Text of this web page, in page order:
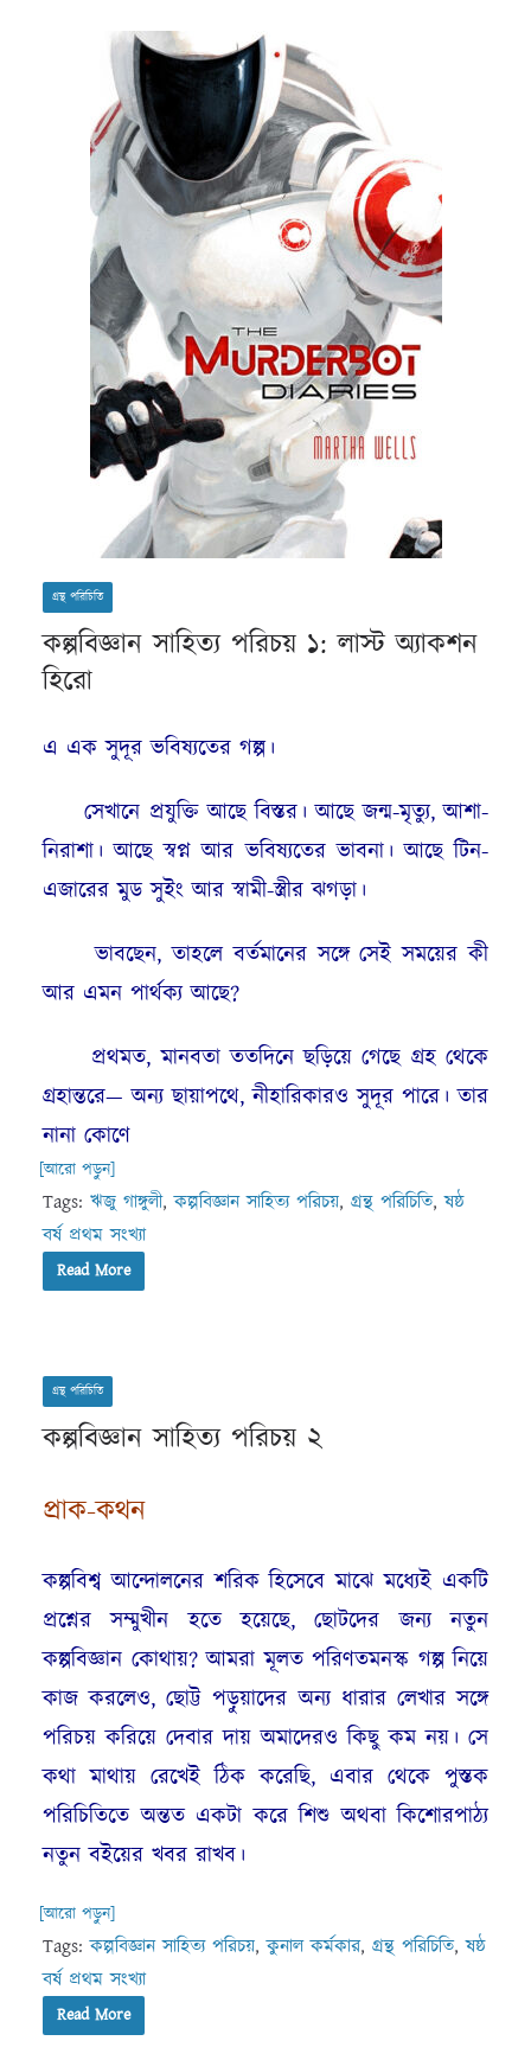
গ্রন্থ পরিচিতি
কল্পবিজ্ঞান সাহিত্য পরিচয় ১: লাস্ট অ্যাকশন
হিরো
এ এক সুদূর ভবিষ্যতের গল্প।
সেখানে প্রযুক্তি আছে বিস্তর। আছে জন্ম-মৃত্যু, আশা-
নিরাশা। আছে স্বপ্ন আর ভবিষ্যতের ভাবনা। আছে টিন-
এজারের মুড সুইং আর স্বামী-স্ত্রীর ঝগড়া।
ভাবছেন, তাহলে বর্তমানের সঙ্গে সেই সময়ের কী
আর এমন পার্থক্য আছে?
প্রথমত, মানবতা ততদিনে ছড়িয়ে গেছে গ্রহ থেকে
গ্রহান্তরে— অন্য ছায়াপথে, নীহারিকারও সুদূর পারে। তার
নানা কোণে
[আরো পড়ুন]
Tags: ঋজু গাঙ্গুলী,কল্পবিজ্ঞান সাহিত্য পরিচয়, গ্রন্থ পরিচিতি,ষষ্ঠ
বর্ষ প্রথম সংখ্যা
Read More
গ্রন্থ পরিচিতি
কল্পবিজ্ঞান সাহিত্য পরিচয় ২
প্রাক-কথন
কল্পবিশ্ব আন্দোলনের শরিক হিসেবে মাঝে মধ্যেই একটি
প্রশ্নের সম্মুখীন হতে হয়েছে, ছোটদের জন্য নতুন
কল্পবিজ্ঞান কোথায়? আমরা মূলত পরিণতমনস্ক গল্প নিয়ে
কাজ করলেও, ছোট্ট পড়ুয়াদের অন্য ধারার লেখার সঙ্গে
পরিচয় করিয়ে দেবার দায় অমাদেরও কিছু কম নয়। সে
কথা মাথায় রেখেই ঠিক করেছি, এবার থেকে পুস্তক
পরিচিতিতে অন্তত একটা করে শিশু অথবা কিশোরপাঠ্য
নতুন বইয়ের খবর রাখব।
[আরো পড়ুন]
Tags:কল্পবিজ্ঞান সাহিত্য পরিচয়,কুনাল কর্মকার, গ্রন্থ পরিচিতি,ষষ্ঠ
বর্ষ প্রথম সংখ্যা
Read More